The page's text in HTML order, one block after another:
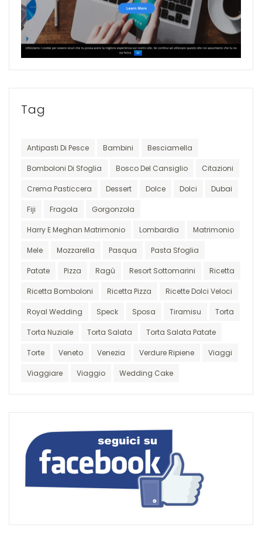
Tag
Antipasti Di Pesce Bambini Besciamella
Bomboloni Di Sfoglia Bosco Del Cansiglio Citazioni
Crema Pasticcera Dessert Dolce Dolci Dubai
Fiji Fragola Gorgonzola
Harry E Meghan Matrimonio Lombardia Matrimonio
Mele Mozzarella Pasqua Pasta Sfoglia
Patate Pizza Ragù Resort Sottomarini Ricetta
Ricetta Bomboloni Ricetta Pizza Ricette Dolci Veloci
Royal Wedding Speck Sposa Tiramisu Torta
Torta Nuziale Torta Salata Torta Salata Patate
Torte Veneto Venezia Verdure Ripiene Viaggi
Viaggiare Viaggio Wedding Cake